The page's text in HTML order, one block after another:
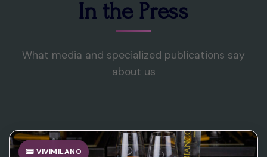
In the Press
What media and specialized publications say
about us
VIVIMILANO